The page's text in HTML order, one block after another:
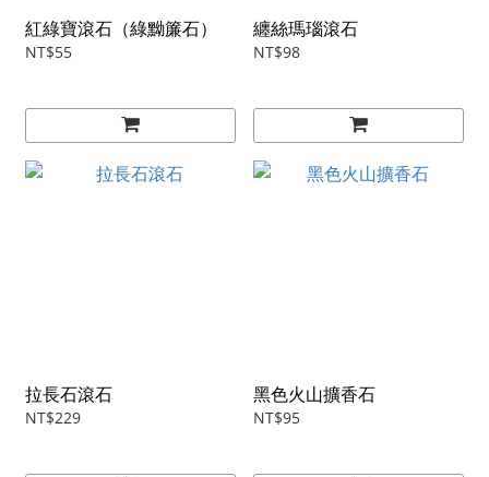
紅綠寶滾石（綠黝簾石）
NT$55
纏絲瑪瑙滾石
NT$98
拉長石滾石
NT$229
黑色火山擴香石
NT$95